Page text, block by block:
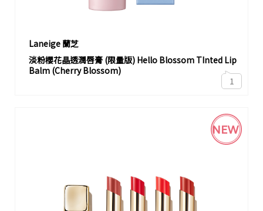
Laneige 蘭芝
淡粉櫻花晶透潤唇膏 (限量版) Hello Blossom TInted Lip
Balm (Cherry Blossom)
1
NEW